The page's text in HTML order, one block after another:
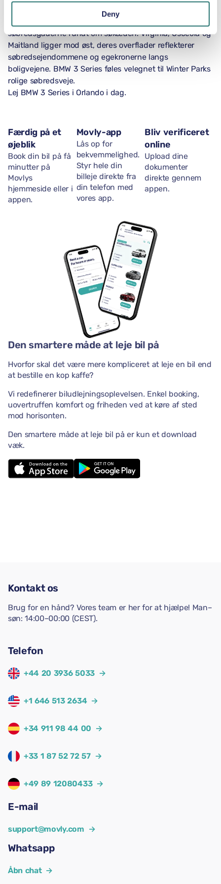
Deny
Winter Park Lakes Loop løber nordpå fra Orlandos
centrum ind i Winter Park og følger derefter
søbredsgaderne rundt om søkæden. Virginia, Osceola og
Maitland ligger mod øst, deres overflader reflekterer
søbredsejendommene og egekronerne langs
boligvejene. BMW 3 Series føles velegnet til Winter Parks
rolige søbredsveje.
Lej BMW 3 Series i Orlando i dag.
Færdig på et
øjeblik
Book din bil på få
minutter på
Movlys
hjemmeside eller i
appen.
Movly-app
Lås op for
bekvemmelighed.
Styr hele din
billeje direkte fra
din telefon med
vores app.
Bliv verificeret
online
Upload dine
dokumenter
direkte gennem
appen.
Den smartere måde at leje bil på
Hvorfor skal det være mere kompliceret at leje en bil end
at bestille en kop kaffe?
Vi redefinerer biludlejningsoplevelsen. Enkel booking,
uovertruffen komfort og friheden ved at køre af sted
mod horisonten.
Den smartere måde at leje bil på er kun et download
væk.
Kontakt os
Brug for en hånd? Vores team er her for at hjælpe! Man–
søn: 14:00–00:00 (CEST).
Telefon
+44 20 3936 5033 →
+1 646 513 2634 →
+34 911 98 44 00 →
+33 1 87 52 72 57 →
+49 89 12080433 →
E-mail
support@movly.com →
Whatsapp
Åbn chat →